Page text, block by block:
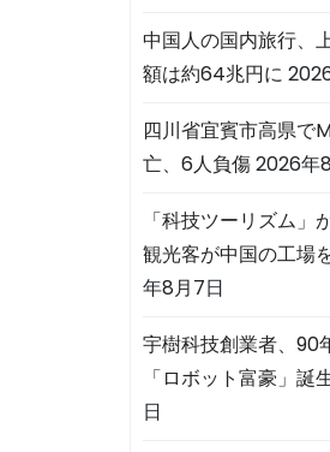
中国人の国内旅行、
額は約64兆円に
四川省宜賓市高県
亡、6人負傷2026年
「科技ツーリズム
観光客が中国の工場
年8月7日
宇樹科技創業者、90
「ロボット富豪」誕
日